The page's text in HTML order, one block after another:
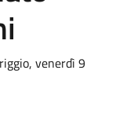
venerdì 9